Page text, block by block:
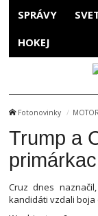
SPRÁVY
HOKEJ
Fotonovinky
Trump a
Cruz dnes
kandidáti vzdali boja